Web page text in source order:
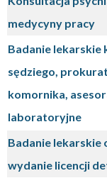
medycyny pracy
Badanie lekarskie
sędziego,
komornika,
laboratoryjne
Badanie lekarskie
wydanie licencji